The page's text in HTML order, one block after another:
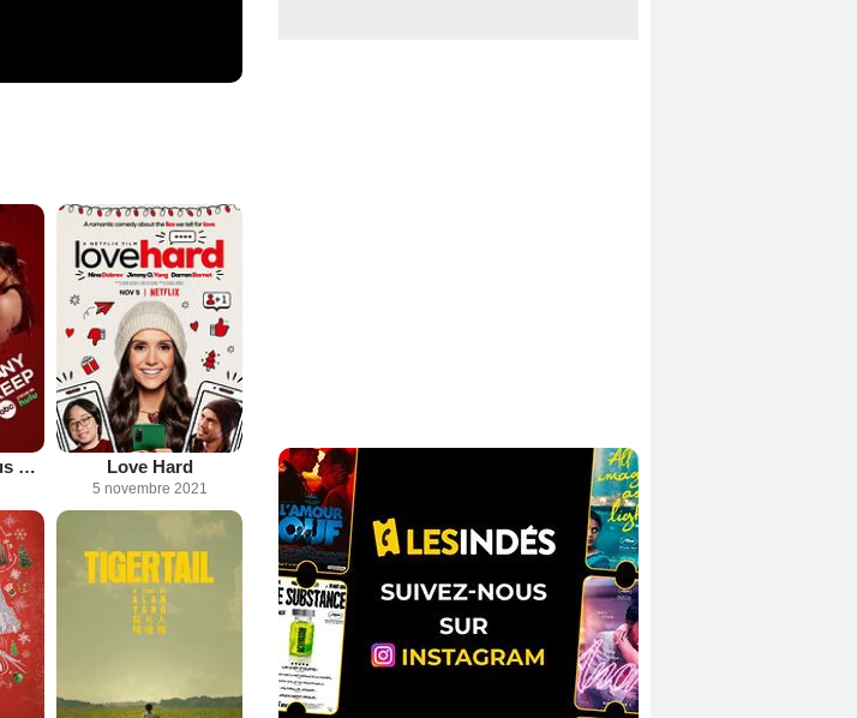
Ces liens qui nous unissent Love Hard
5 novembre 2021